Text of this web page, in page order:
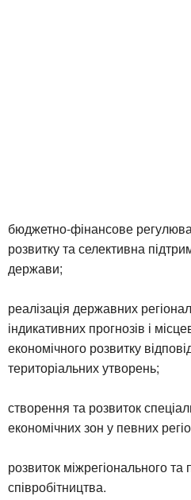
бюджетно-фінансове
розвитку та селективна
держави;
реалізація державних
індикативних прогнозів і
економічного розвитку
територіальних утворень;
створення та розвиток
економічних зон у певних
розвиток міжрегіонального
співробітництва.